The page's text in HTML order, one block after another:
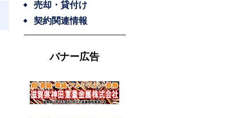
売却・貸付け
契約関連情報
バナー広告